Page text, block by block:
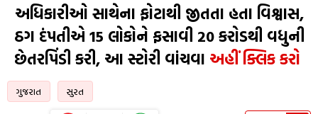
અધિકારીઓ સાથેના ફોટાથી જીતતા હતા વિશ્વાસ,
ઠગ દંપતીએ 15 લોકોને ફસાવી ₹20 કરોડથી વધુની
છેતરપિંડી કરી, આ સ્ટોરી વાંચવા અહીં ક્લિક કરો
ગુજરાત સુરત